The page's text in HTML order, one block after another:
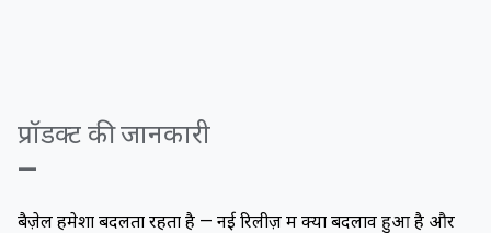
प्रॉडक्ट की जानकारी
—
बैज़ेल हमेशा बदलता रहता है — नई रिलीज़ में क्या बदलाव हुआ है और